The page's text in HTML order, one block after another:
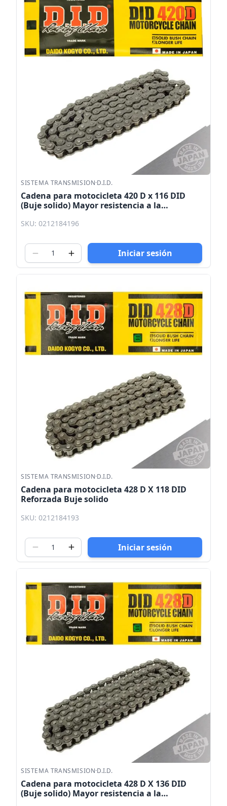
SISTEMA TRANSMISION·D.I.D.
Cadena para motocicleta 420 D x 116 DID
(Buje solido) Mayor resistencia a la
SKU: 0212184196
Iniciar sesión
SISTEMA TRANSMISION·D.I.D.
Cadena para motocicleta 428 D X 118 DID
Reforzada Buje solido
SKU: 0212184193
Iniciar sesión
SISTEMA TRANSMISION·D.I.D.
Cadena para motocicleta 428 D X 136 DID
(Buje solido) Mayor resistencia a la